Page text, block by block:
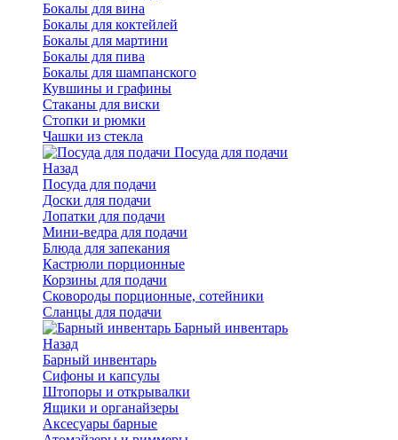
Бокалы для вина
Бокалы для коктейлей
Бокалы для мартини
Бокалы для пива
Бокалы для шампанского
Кувшины и графины
Стаканы для виски
Стопки и рюмки
Чашки из стекла
Посуда для подачи
Назад
Посуда для подачи
Доски для подачи
Лопатки для подачи
Мини-ведра для подачи
Блюда для запекания
Кастрюли порционные
Корзины для подачи
Сковороды порционные, сотейники
Сланцы для подачи
Барный инвентарь
Назад
Барный инвентарь
Сифоны и капсулы
Штопоры и открывалки
Ящики и органайзеры
Аксесуары барные